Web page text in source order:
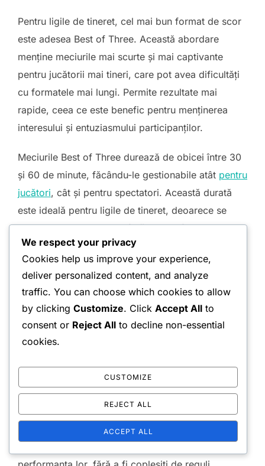
Pentru ligile de tineret, cel mai bun format de scor
este adesea Best of Three. Această abordare
menține meciurile mai scurte și mai captivante
pentru jucătorii mai tineri, care pot avea dificultăți
cu formatele mai lungi. Permite rezultate mai
rapide, ceea ce este benefic pentru menținerea
interesului și entuziasmului participanților.
Meciurile Best of Three durează de obicei între 30
și 60 de minute, făcându-le gestionabile atât pentru
jucători, cât și pentru spectatori. Această durată
este ideală pentru ligile de tineret, deoarece se
potrivește cu atenția și oferă timp suficient pentru
dezvoltarea abilităților fără a copleși participanții.
În plus, acest format încurajează spiritul competitiv,
permițând jucătorilor să experimenteze emoția
victoriei fără oboseala care poate apărea în urma
meciurilor mai lungi. Creează un mediu pozitiv
pentru învățare și dezvoltare, ceea ce este crucial
Când se implementează Best of Three în ligile de
tineret, este important să se asigure că sistemul de
scor este clar și ușor de înțeles. Această claritate
We respect your privacy
Cookies help us improve your experience,
deliver personalized content, and analyze
traffic. You can choose which cookies to allow
by clicking Customize. Click Accept All to
consent or Reject All to decline non-essential
cookies.
CUSTOMIZE
REJECT ALL
ACCEPT ALL